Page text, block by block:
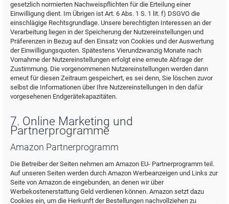
gesetzlich normierten Nachweispflichten für die Erteilung einer
Einwilligung dient. Im Übrigen ist Art. 6 Abs. 1 S. 1 lit. f) DSGVO die
einschlägige Rechtsgrundlage. Unsere berechtigten Interessen an der
Verarbeitung liegen in der Speicherung der Nutzereinstellungen und
Präferenzen in Bezug auf den Einsatz von Cookies und der Auswertung
der Einwilligungsquoten. Spätestens Vierundzwanzig Monate nach
Vornahme der Nutzereinstellungen erfolgt eine erneute Abfrage der
Zustimmung. Die vorgenommenen Nutzereinstellungen werden dann
erneut für diesen Zeitraum gespeichert, es sei denn, Sie löschen zuvor
selbst die Informationen über Ihre Nutzereinstellungen in den dafür
vorgesehenen Endgerätekapazitäten.
7. Online Marketing und
Partnerprogramme
Amazon Partnerprogramm
Die Betreiber der Seiten nehmen am Amazon EU- Partnerprogramm teil.
Auf unseren Seiten werden durch Amazon Werbeanzeigen und Links zur
Seite von Amazon.de eingebunden, an denen wir über
Werbekostenerstattung Geld verdienen können. Amazon setzt dazu
Cookies ein, um die Herkunft der Bestellungen nachvollziehen zu